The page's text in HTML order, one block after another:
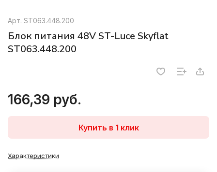
Арт. ST063.448.200
Блок питания 48V ST-Luce Skyflat
ST063.448.200
166,39 руб.
Купить в 1 клик
Характеристики